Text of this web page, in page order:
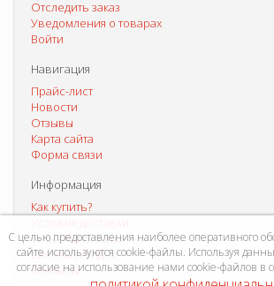
Отследить заказ
Уведомления о товарах
Войти
Навигация
Прайс-лист
Новости
Отзывы
Карта сайта
Форма связи
Информация
Как купить?
Способы оплаты
Система скидок
Контакты
С целью предоставления наиболее оперативного
сайте используются cookie-файлы. Используя
согласие на использование нами cookie-файлов в